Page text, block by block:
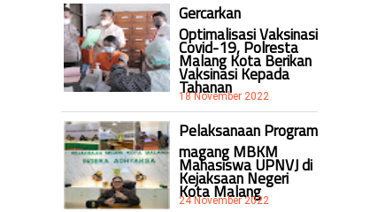
Gercarkan
Optimalisasi Vaksinasi
Covid-19, Polresta
Malang Kota Berikan
Vaksinasi Kepada
Tahanan
18 November 2022
Pelaksanaan Program
magang MBKM
Mahasiswa UPNVJ di
Kejaksaan Negeri
Kota Malang
24 November 2022